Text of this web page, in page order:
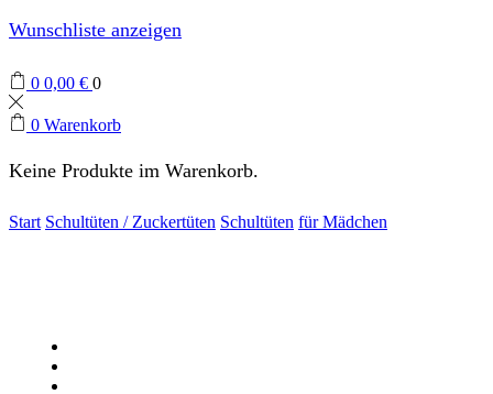
Wunschliste anzeigen
0 0,00 € 0
0 Warenkorb
Keine Produkte im Warenkorb.
Start Schultüten / Zuckertüten Schultüten für Mädchen